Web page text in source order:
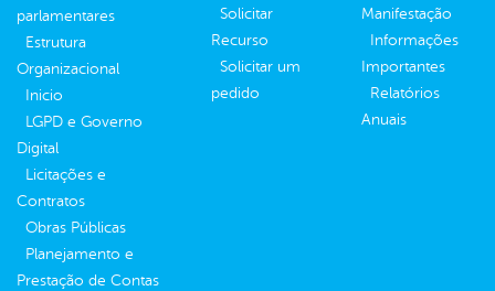
parlamentares
Estrutura
Organizacional
Inicio
LGPD e Governo
Digital
Licitações e
Contratos
Obras Públicas
Planejamento e
Prestação de Contas
Solicitar
Recurso
Solicitar um
pedido
Manifestação
Informações
Importantes
Relatórios
Anuais